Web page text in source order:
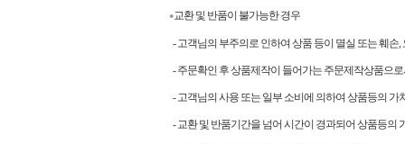
●교환 및 반품이 불가능한 경우
- 고객님의 부주의로 인하여 상품 등이 멸실 또는 훼
- 주문확인 후 상품제작이 들어가는 주문제작상품으
- 고객님의 사용 또는 일부 소비에 의하여 상품등의 가
- 교환 및 반품기간을 넘어 시간이 경과되어 상품등의